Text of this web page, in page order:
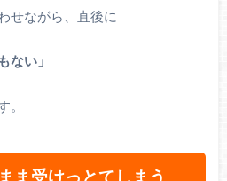
せながら、直後に
ない」
。
ま受けっとてしまう